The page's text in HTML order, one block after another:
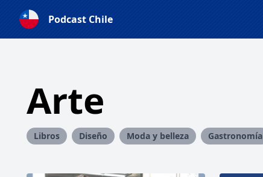
Podcast Chile
Arte
Libros Diseño Moda y belleza Gastronomía